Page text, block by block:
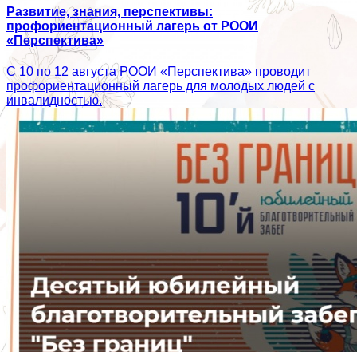
Развитие, знания, перспективы:
профориентационный лагерь от РООИ
«Перспектива»
С 10 по 12 августа РООИ «Перспектива» проводит
профориентационный лагерь для молодых людей с
инвалидностью.